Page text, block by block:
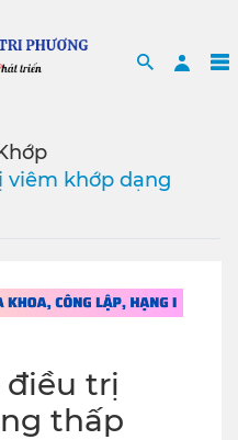
Search
viêm khớp dạng
điều trị
thấp